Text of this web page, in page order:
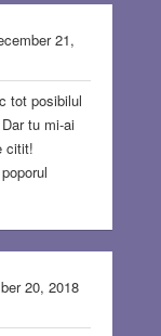
21,
tot posibilul
tu mi-ai
citit!
20, 2018